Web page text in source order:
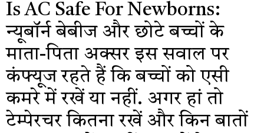
Is AC Safe For Newborns:
न्यूबॉर्न बेबीज और छोटे बच्चों के
माता-पिता अक्सर इस सवाल पर
कंफ्यूज रहते हैं कि बच्चों को एसी
कमरे में रखें या नहीं. अगर हां तो
टेम्पेरचर कितना रखें और किन बातों